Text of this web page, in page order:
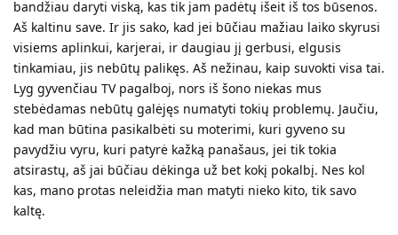
bandžiau daryti viską, kas tik jam padėtų išeit iš tos būsenos.
Aš kaltinu save. Ir jis sako, kad jei būčiau mažiau laiko skyrusi
visiems aplinkui, karjerai, ir daugiau jį gerbusi, elgusis
tinkamiau, jis nebūtų palikęs. Aš nežinau, kaip suvokti visa tai.
Lyg gyvenčiau TV pagalboj, nors iš šono niekas mus
stebėdamas nebūtų galėjęs numatyti tokių problemų. Jaučiu,
kad man būtina pasikalbėti su moterimi, kuri gyveno su
pavydžiu vyru, kuri patyrė kažką panašaus, jei tik tokia
atsirastų, aš jai būčiau dėkinga už bet kokį pokalbį. Nes kol
kas, mano protas neleidžia man matyti nieko kito, tik savo
kaltę.